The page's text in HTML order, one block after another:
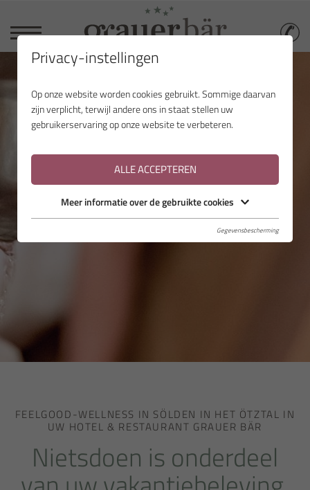
FEELGOOD-WELLNESS IN SÖLDEN IN HET ÖTZTAL IN
UW HOTEL & RESTAURANT GRAUER BÄR
Nietsdoen is onderdeel
Privacy-instellingen
Op onze website worden cookies gebruikt. Sommige daarvan
zijn verplicht, terwijl andere ons in staat stellen uw
gebruikerservaring op onze website te verbeteren.
ALLE ACCEPTEREN
Meer informatie over de gebruikte cookies
Gegevensbescherming